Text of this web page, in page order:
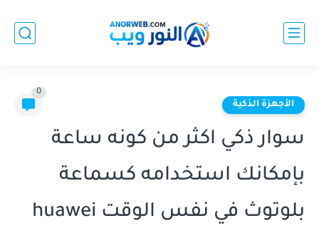
الأجهزة الذكية
0
سوار ذكي اكثر من كونه ساعة
بإمكانك استخدامه كسماعة
بلوتوث في نفس الوقت huawei